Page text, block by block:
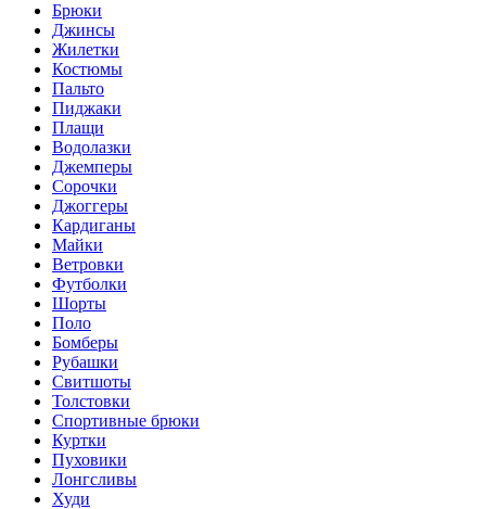
Брюки
Джинсы
Жилетки
Костюмы
Пальто
Пиджаки
Плащи
Водолазки
Джемперы
Сорочки
Джоггеры
Кардиганы
Майки
Ветровки
Футболки
Шорты
Поло
Бомберы
Рубашки
Свитшоты
Толстовки
Спортивные брюки
Куртки
Пуховики
Лонгсливы
Худи